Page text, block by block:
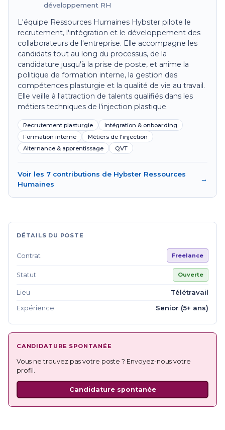
développement RH
L'équipe Ressources Humaines Hybster pilote le
recrutement, l'intégration et le développement des
collaborateurs de l'entreprise. Elle accompagne les
candidats tout au long du processus, de la
candidature jusqu'à la prise de poste, et anime la
politique de formation interne, la gestion des
compétences plasturgie et la qualité de vie au travail.
Elle veille à l'attraction de talents qualifiés dans les
métiers techniques de l'injection plastique.
Recrutement plasturgie
Intégration & onboarding
Formation interne
Métiers de l'injection
Alternance & apprentissage
QVT
Voir les 7 contributions de Hybster Ressources
Humaines
→
DÉTAILS DU POSTE
Contrat Freelance
Statut Ouverte
Lieu Télétravail
Expérience Senior (5+ ans)
CANDIDATURE SPONTANÉE
Vous ne trouvez pas votre poste ? Envoyez-nous votre
profil.
Candidature spontanée